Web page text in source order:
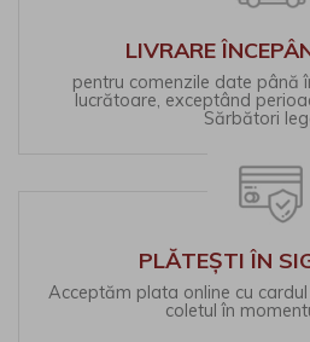
LIVRARE
pentru comenzile date până
lucrătoare, exceptând
Sărbători
PLĂTEȘTI ÎN
Acceptăm plata online cu
coletul în